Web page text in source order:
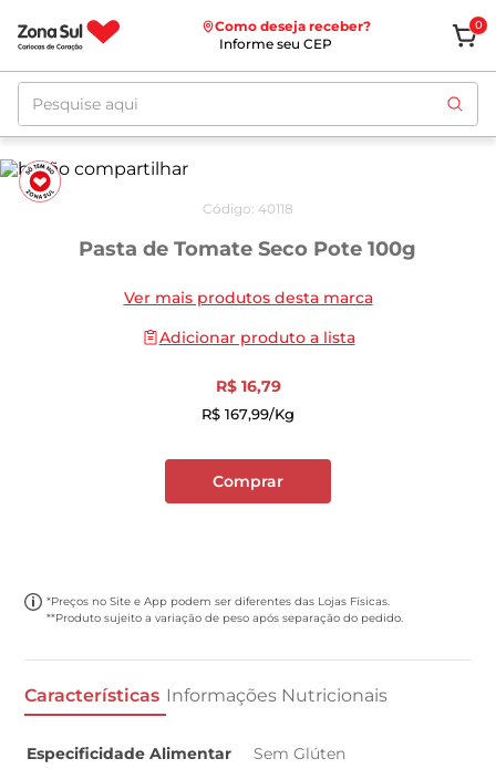
Como deseja receber?
Informe seu CEP
0
Pesquise aqui
Código: 40118
Pasta de Tomate Seco Pote 100g
Ver mais produtos desta marca
Adicionar produto a lista
R$ 16,79
R$ 167,99/kg
Comprar
*Preços no Site e App podem ser diferentes das Lojas Físicas.
**Produto sujeito a variação de peso após separação do pedido.
Características Informações Nutricionais
Especificidade Alimentar
Sem Glúten